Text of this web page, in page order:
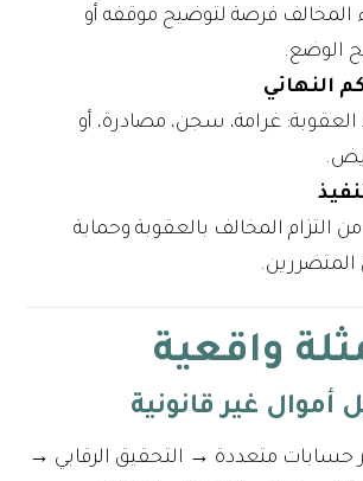
المخالف فرصة لتوضيح موقفه أو
الوضع.
النهائي
العقوبة: غرامة، سجن، مصادرة، أو
من التزام المخالف بالعقوبة وحماية
واقعية
حسابات متعددة → التحقيق الرقابي →